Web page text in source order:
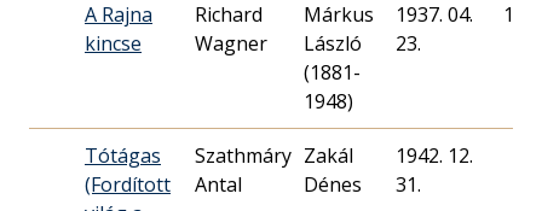
A Rajna
kincse
Richard
Wagner
Márkus
László
(1881-
1948)
1937. 04.
23.
180
Tótágas
(Fordított
Szathmáry
Antal
Zakál
Dénes
1942. 12.
31.